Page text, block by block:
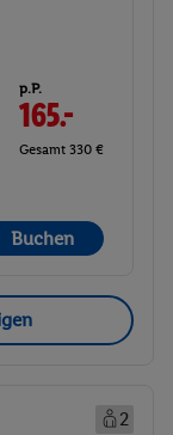
p.P.
165.-
Gesamt 330 €
Buchen
2